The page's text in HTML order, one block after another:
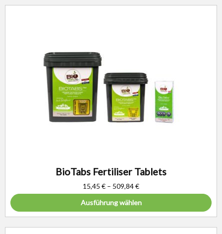
BioTabs Fertiliser Tablets
15,45 € – 509,84€
Ausführung wählen